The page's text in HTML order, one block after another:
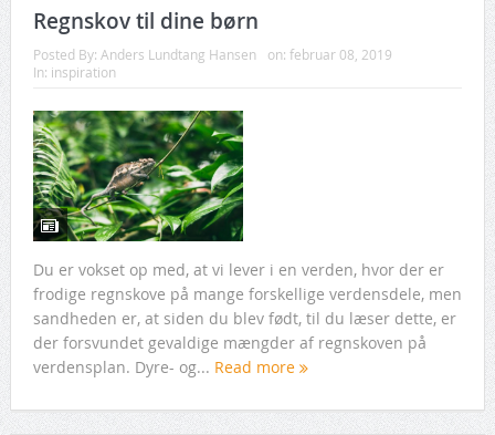
Regnskov til dine børn
Posted By: Anders Lundtang Hansen on: februar 08, 2019
In: inspiration
Du er vokset op med, at vi lever i en verden, hvor der er
frodige regnskove på mange forskellige verdensdele, men
sandheden er, at siden du blev født, til du læser dette, er
der forsvundet gevaldige mængder af regnskoven på
verdensplan. Dyre- og... Read more